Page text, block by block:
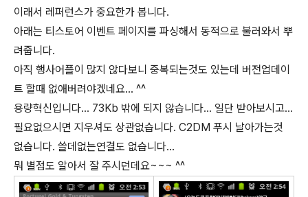
이래서 레퍼런스가 중요한가 봅니다.
아래는 티스토어 이벤트 페이지를 파싱해서 동적으로 불러와서 뿌
려줍니다.
아직 행사어플이 많지 않다보니 중복되는것도 있는데 버전업데이
트 할때 없애버려야겠네요... ^^
용량혁신입니다... 73Kb 밖에 되지 않습니다... 일단 받아보시고...
필요없으시면 지우셔도 상관없습니다. C2DM 푸시 날아가는것
없습니다. 쓸데없는연결도 없습니다...
뭐 별점도 알아서 잘 주시던데요~~~ ^^